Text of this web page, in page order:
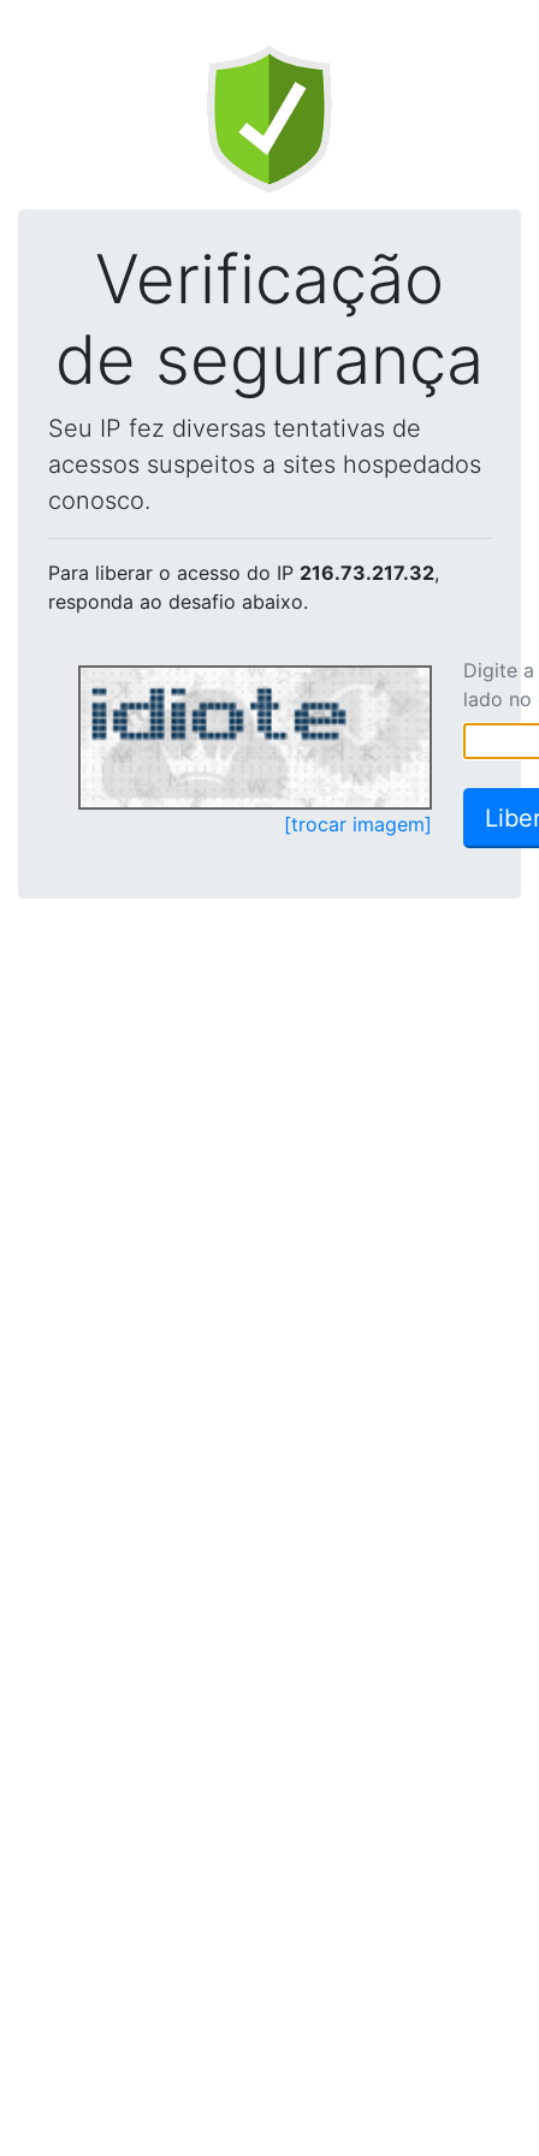
Verificação
de segurança
Seu IP fez diversas tentativas de
acessos suspeitos a sites hospedados
conosco.
Para liberar o acesso do IP 216.73.217.32,
responda ao desafio abaixo.
[trocar imagem]
Digite
lado no